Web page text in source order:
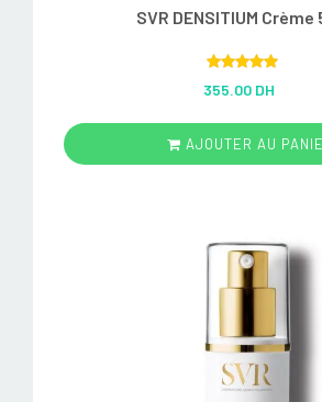
SVR DENSITIUM Crème
out of 5
355.00 DH
AJOUTER AU